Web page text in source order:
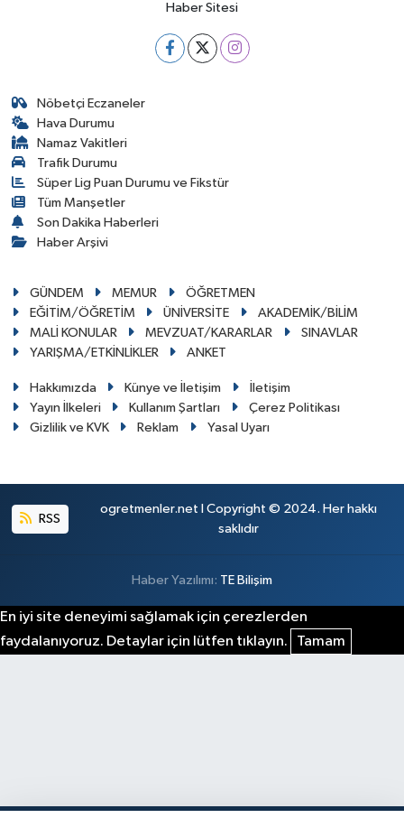
Haber Sitesi
Nöbetçi Eczaneler
Hava Durumu
Namaz Vakitleri
Trafik Durumu
Süper Lig Puan Durumu ve Fikstür
Tüm Manşetler
Son Dakika Haberleri
Haber Arşivi
GÜNDEM MEMUR
ÖĞRETMEN
EĞİTİM/ÖĞRETİM
ÜNİVERSİTE
AKADEMİK/BİLİM
MALİ KONULAR
MEVZUAT/KARARLAR
SINAVLAR
YARIŞMA/ETKİNLİKLER
ANKET
Hakkımızda Künye ve İletişim
İletişim
Yayın İlkeleri
Kullanım Şartları
Çerez Politikası
Gizlilik ve KVK
Reklam Yasal Uyarı
RSS
ogretmenler.net I Copyright © 2024. Her hakkı
saklıdır
Haber Yazılımı: TE Bilişim
En iyi site deneyimi sağlamak için çerezlerden
faydalanıyoruz. Detaylar için lütfen tıklayın.
Tamam